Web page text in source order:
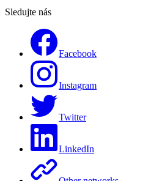
Sledujte nás
Facebook
Instagram
Twitter
LinkedIn